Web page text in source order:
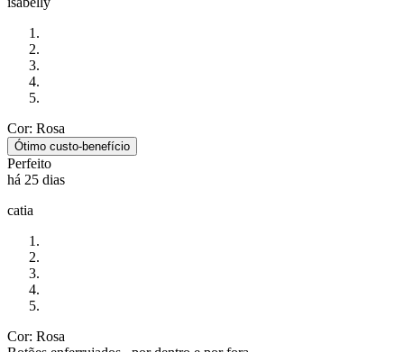
Cor: Rosa
Ótimo custo-benefício
Perfeito
há 25 dias
catia
Cor: Rosa